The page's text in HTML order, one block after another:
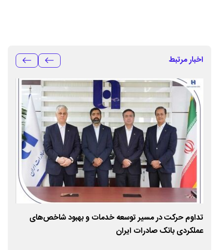
اخبار مرتبط
تداوم حرکت در مسیر توسعه خدمات و بهبود شاخص‌های
عملکردی بانک صادرات ایران